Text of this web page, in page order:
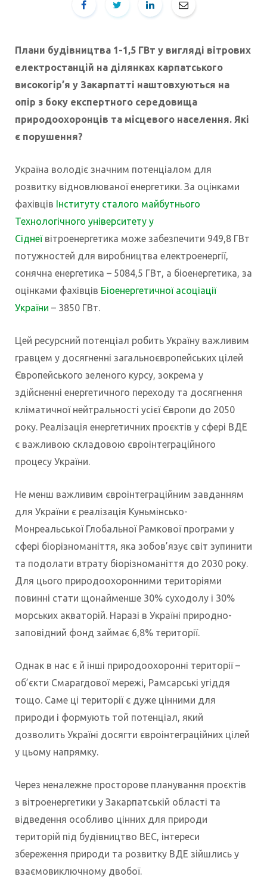
Плани будівництва 1-1,5 ГВт у вигляді вітрових
електростанцій на ділянках карпатського
високогір’я у Закарпатті наштовхуються на
опір з боку експертного середовища
природоохоронців та місцевого населення. Які
є порушення?
Україна володіє значним потенціалом для
розвитку відновлюваної енергетики. За оцінками
фахівців Інституту сталого майбутнього
Технологічного університету у
Сіднеївітроенергетика може забезпечити 949,8 ГВт
потужностей для виробництва електроенергії,
сонячна енергетика – 5084,5 ГВт, а біоенергетика, за
оцінками фахівців Біоенергетичної асоціації
України – 3850 ГВт.
Цей ресурсний потенціал робить Україну важливим
гравцем у досягненні загальноєвропейських цілей
Європейського зеленого курсу, зокрема у
здійсненні енергетичного переходу та досягнення
кліматичної нейтральності усієї Європи до 2050
року. Реалізація енергетичних проєктів у сфері ВДЕ
є важливою складовою євроінтеграційного
процесу України.
Не менш важливим євроінтеграційним завданням
для України є реалізація Куньмінсько-
Монреальської Глобальної Рамкової програми у
сфері біорізноманіття, яка зобов’язує світ зупинити
та подолати втрату біорізноманіття до 2030 року.
Для цього природоохоронними територіями
повинні стати щонайменше 30% суходолу і 30%
морських акваторій. Наразі в Україні природно-
заповідний фонд займає 6,8% території.
Однак в нас є й інші природоохоронні території –
об’єкти Смарагдової мережі, Рамсарські угіддя
тощо. Саме ці території є дуже цінними для
природи і формують той потенціал, який
дозволить Україні досягти євроінтеграційних цілей
у цьому напрямку.
Через неналежне просторове планування проєктів
з вітроенергетики у Закарпатській області та
відведення особливо цінних для природи
територій під будівництво ВЕС, інтереси
збереження природи та розвитку ВДЕ зійшлись у
взаємовиключному двобої.